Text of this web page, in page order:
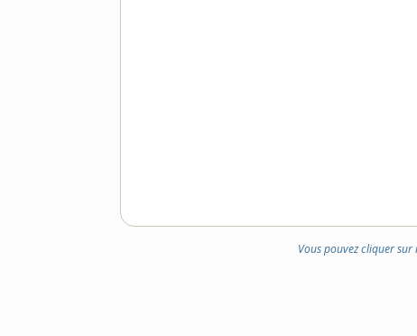
Vous pouvez cliquer